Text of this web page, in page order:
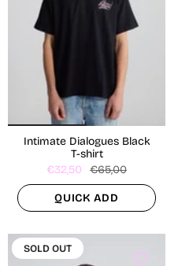
Intimate Dialogues Black
T-shirt
€32,50
€65,00
QUICK ADD
SOLD OUT